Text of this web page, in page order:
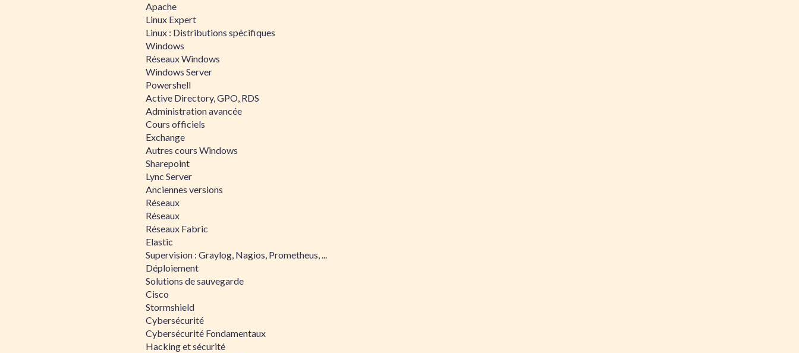
Apache
Linux Expert
Linux : Distributions spécifiques
Windows
Réseaux Windows
Windows Server
Powershell
Active Directory, GPO, RDS
Administration avancée
Cours officiels
Exchange
Autres cours Windows
Sharepoint
Lync Server
Anciennes versions
Réseaux
Réseaux
Réseaux Fabric
Elastic
Supervision : Graylog, Nagios, Prometheus, ...
Déploiement
Solutions de sauvegarde
Cisco
Stormshield
Cybersécurité
Cybersécurité Fondamentaux
Hacking et sécurité